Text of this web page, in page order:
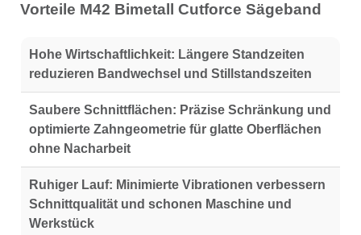
Vorteile M42 Bimetall Cutforce Sägeband
Hohe Wirtschaftlichkeit: Längere Standzeiten
reduzieren Bandwechsel und Stillstandszeiten
Saubere Schnittflächen: Präzise Schränkung und
optimierte Zahngeometrie für glatte Oberflächen
ohne Nacharbeit
Ruhiger Lauf: Minimierte Vibrationen verbessern
Schnittqualität und schonen Maschine und
Werkstück